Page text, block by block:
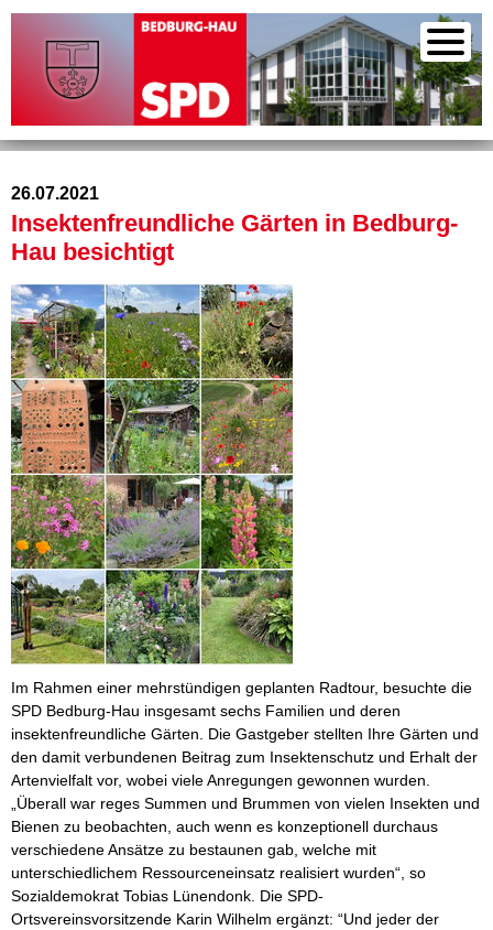
26.07.2021
Insektenfreundliche Gärten in Bedburg-
Hau besichtigt
Im Rahmen einer mehrstündigen geplanten Radtour, besuchte die
SPD Bedburg-Hau insgesamt sechs Familien und deren
insektenfreundliche Gärten. Die Gastgeber stellten Ihre Gärten und
den damit verbundenen Beitrag zum Insektenschutz und Erhalt der
Artenvielfalt vor, wobei viele Anregungen gewonnen wurden.
„Überall war reges Summen und Brummen von vielen Insekten und
Bienen zu beobachten, auch wenn es konzeptionell durchaus
verschiedene Ansätze zu bestaunen gab, welche mit
unterschiedlichem Ressourceneinsatz realisiert wurden“, so
Sozialdemokrat Tobias Lünendonk. Die SPD-
Ortsvereinsvorsitzende Karin Wilhelm ergänzt: “Und jeder der